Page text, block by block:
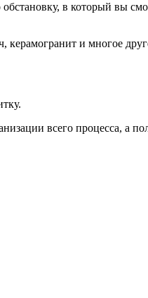
в который вы
керамогранит и многое
всего процесса, а